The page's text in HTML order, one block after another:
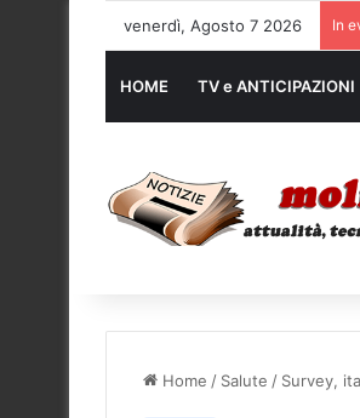
venerdì, Agosto 7 2026 In
HOME TV e ANTICIPAZIONI
Home / Salute / Survey,